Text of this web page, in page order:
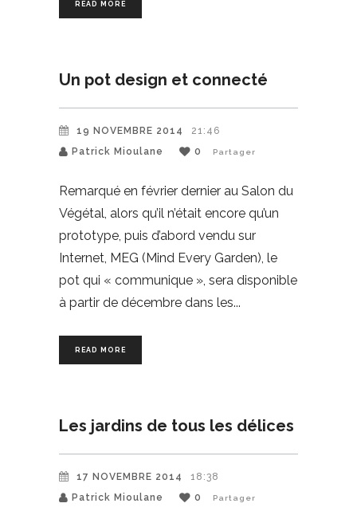
READ MORE
Un pot design et connecté
19 NOVEMBRE 2014
21:46
Patrick Mioulane
0 Partager
Remarqué en février dernier au Salon du
Végétal, alors qu’il n’était encore qu’un
prototype, puis d’abord vendu sur
Internet, MEG (Mind Every Garden), le
pot qui « communique », sera disponible
à partir de décembre dans les
READ MORE
Les jardins de tous les délices
17 NOVEMBRE 2014
18:38
Patrick Mioulane
0 Partager